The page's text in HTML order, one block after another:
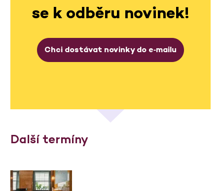
se k odběru novinek!
Chci dostávat novinky do e‑mailu
Další termíny